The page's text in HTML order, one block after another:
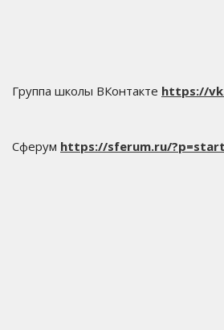
Группа школы ВКонтакте https://
Сферум https://sferum.ru/?p=start